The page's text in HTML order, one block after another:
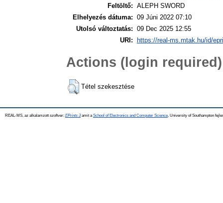
Feltöltő: ALEPH SWORD
Elhelyezés dátuma: 09 Júni 2022 07:10
Utolsó változtatás: 09 Dec 2025 12:55
URI:
https://real-ms.mtak.hu/id/
Actions (login required)
Tétel szekesztése
REAL-MS, az alkalamzott szoftver: EPrints 3amit a School of Electronics and Computer Science , University of Southampton